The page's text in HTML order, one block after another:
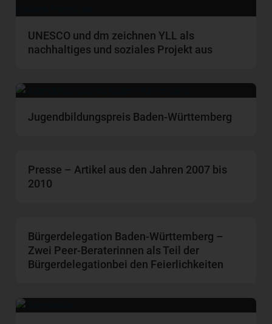
UNESCO und dm zeichnen YLL als
nachhaltiges und soziales Projekt aus
Jugendbildungspreis Baden-Württemberg
Presse – Artikel aus den Jahren 2007 bis
2010
Bürgerdelegation Baden-Württemberg –
Zwei Peer-Beraterinnen als Teil der
Bürgerdelegationbei den Feierlichkeiten